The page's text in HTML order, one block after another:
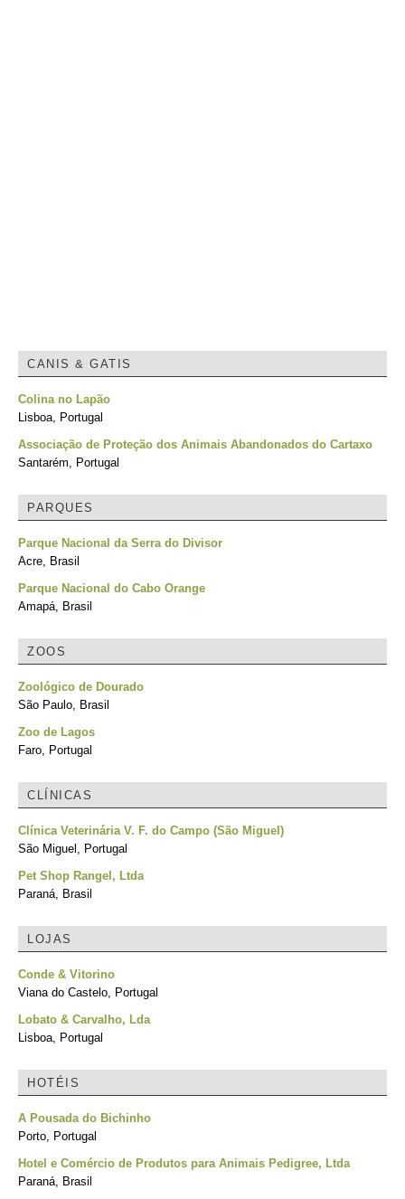
CANIS & GATIS
Colina no Lapão
Lisboa, Portugal
Associação de Proteção dos Animais Abandonados do Cartaxo
Santarém, Portugal
PARQUES
Parque Nacional da Serra do Divisor
Acre, Brasil
Parque Nacional do Cabo Orange
Amapá, Brasil
ZOOS
Zoológico de Dourado
São Paulo, Brasil
Zoo de Lagos
Faro, Portugal
CLÍNICAS
Clínica Veterinária V. F. do Campo (São Miguel)
São Miguel, Portugal
Pet Shop Rangel, Ltda
Paraná, Brasil
LOJAS
Conde & Vitorino
Viana do Castelo, Portugal
Lobato & Carvalho, Lda
Lisboa, Portugal
HOTÉIS
A Pousada do Bichinho
Porto, Portugal
Hotel e Comércio de Produtos para Animais Pedigree, Ltda
Paraná, Brasil